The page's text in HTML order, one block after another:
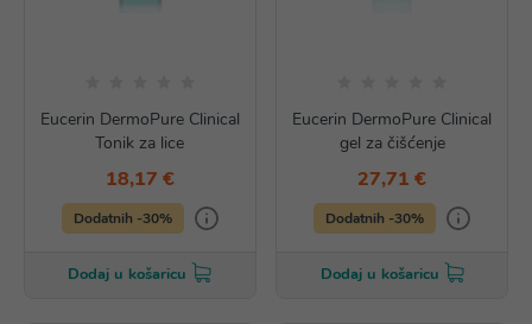
Eucerin DermoPure Clinical
Tonik za lice
18,17 €
Dodatnih -30%
Dodaj u košaricu
Eucerin DermoPure Clinical
gel za čišćenje
27,71 €
Dodatnih -30%
Dodaj u košaricu